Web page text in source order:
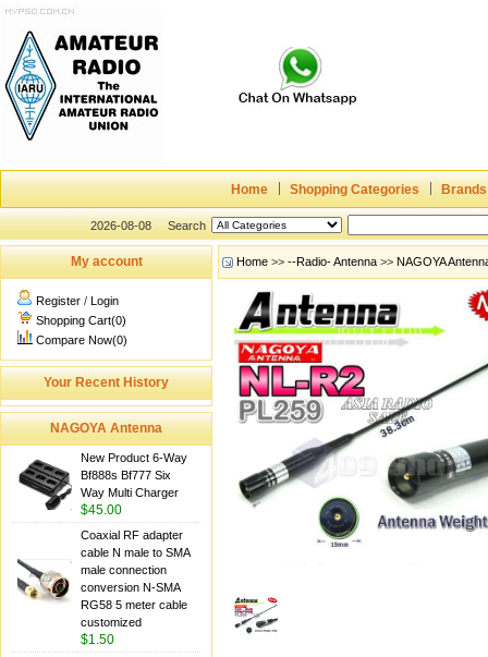
Home Shopping Categories Brands
2026-08-08 Search
My account
Register / Login
Shopping Cart(0)
Compare Now(0)
Your Recent History
NAGOYA Antenna
New Product 6-Way
Bf888s Bf777 Six
Way Multi Charger
$45.00
Coaxial RF adapter
cable N male to SMA
male connection
conversion N-SMA
RG58 5 meter cable
customized
$1.50
Home >> --Radio- Antenna >> NAGOYA